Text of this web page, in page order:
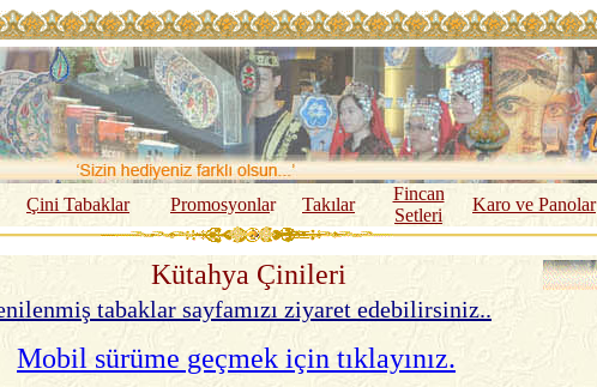
Çini Tabaklar Promosyonlar Takılar
Fincan
Setleri
Karo ve Panolar
Kütahya Çinileri
tabaklar sayfamızı ziyaret edebilirsiniz..
Mobil sürüme geçmek için tıklayınız.